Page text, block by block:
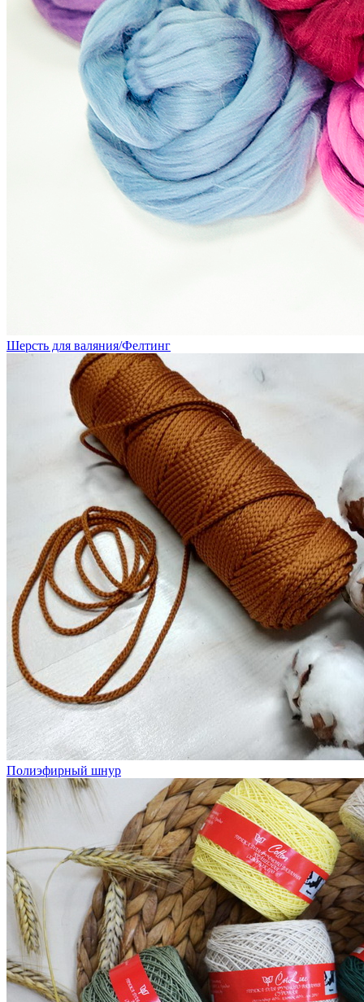
Шерсть для валяния/Фелтинг
Полиэфирный шнур